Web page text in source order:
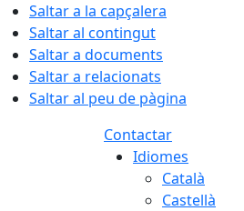
Saltar a la capçalera
Saltar al contingut
Saltar a documents
Saltar a relacionats
Saltar al peu de pàgina
Contactar
Idiomes
Català
Castellà